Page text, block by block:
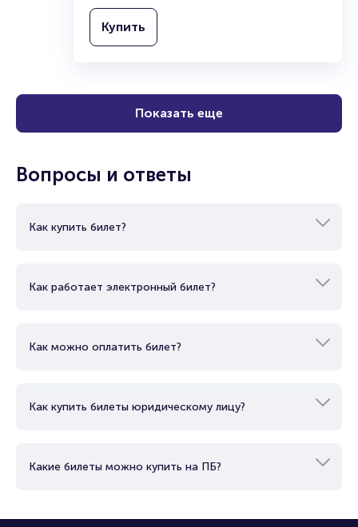
Купить
Показать еще
Вопросы и ответы
Как купить билет?
Как работает электронный билет?
Как можно оплатить билет?
Как купить билеты юридическому лицу?
Какие билеты можно купить на ПБ?